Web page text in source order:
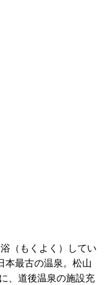
（もくよく）してい
本最古の温泉。松山
、道後温泉の施設充